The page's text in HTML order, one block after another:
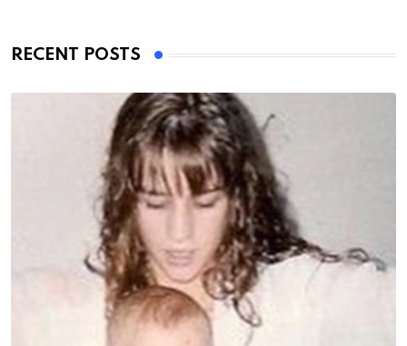
RECENT POSTS